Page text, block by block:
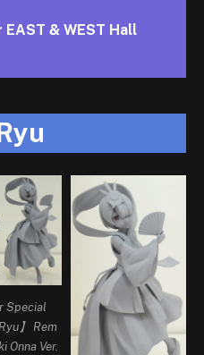
& WEST Hall
Special
】 Rem
Onna Ver.